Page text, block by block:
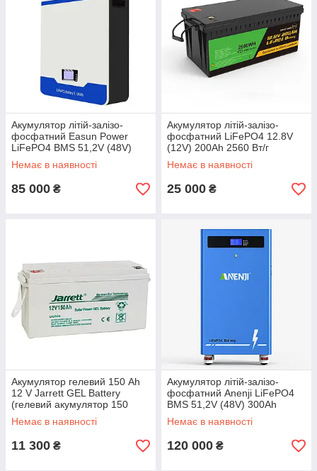
Акумулятор літій-залізо-
фосфатний Easun Power
LiFePO4 BMS 51,2V (48V)
200Ah 10240 Вт*год
Немає в наявності
85 000 ₴
Акумулятор літій-залізо-
фосфатний LiFePO4 12.8V
(12V) 200Ah 2560 Вт/г
Немає в наявності
25 000 ₴
Акумулятор гелевий 150 Ah
12 V Jarrett GEL Battery
(гелевий акумулятор 150
амперів)
Немає в наявності
11 300 ₴
Акумулятор літій-залізо-
фосфатний Anenji LiFePO4
BMS 51,2V (48V) 300Ah
Немає в наявності
120 000 ₴